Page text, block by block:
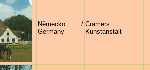
Německo /
Germany
Cramers
Kunstanstalt